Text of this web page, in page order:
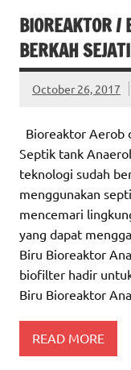
BIOREAKTOR /
BERKAH SEJATI
October 26, 2017
Bioreaktor Aerob
Septik tank
teknologi sudah
menggunakan
mencemari
yang dapat
Biru Bioreaktor
biofilter hadir
Biru Bioreaktor
READ MORE